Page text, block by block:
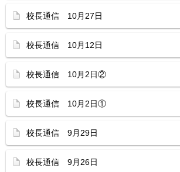
校長通信 10月27日
校長通信 10月12日
校長通信 10月2日②
校長通信 10月2日①
校長通信 9月29日
校長通信 9月26日